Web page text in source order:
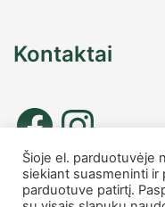
Kontaktai
Tel. nr.:
info@charmshop.lt
Šioje el. parduotuvėje
siekiant suasmeninti ir
parduotuve patirtį.